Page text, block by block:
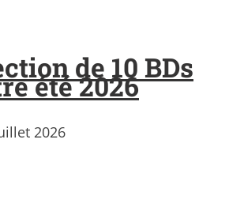
de 10 BDs
été 2026
2026